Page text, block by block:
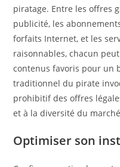
piratage. Entre les offres
publicité, les
forfaits Internet, et les
raisonnables, chacun
contenus favoris pour un
traditionnel du pirate
prohibitif des offres
et à la diversité du
Optimiser son